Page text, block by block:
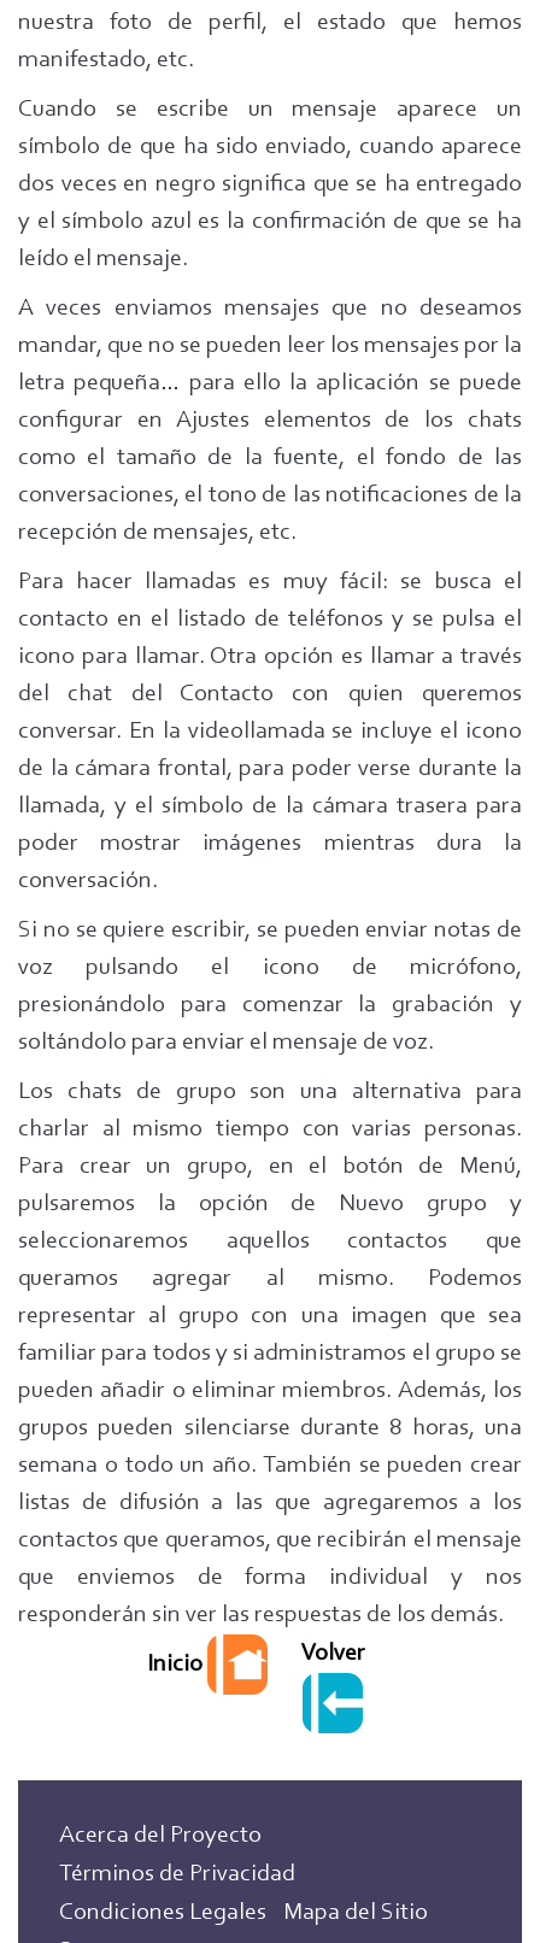
nuestra foto de perfil, el estado que hemos
manifestado, etc.
Cuando se escribe un mensaje aparece un
símbolo de que ha sido enviado, cuando aparece
dos veces en negro significa que se ha entregado
y el símbolo azul es la confirmación de que se ha
leído el mensaje.
A veces enviamos mensajes que no deseamos
mandar, que no se pueden leer los mensajes por la
letra pequeña… para ello la aplicación se puede
configurar en Ajustes elementos de los chats
como el tamaño de la fuente, el fondo de las
conversaciones, el tono de las notificaciones de la
recepción de mensajes, etc.
Para hacer llamadas es muy fácil: se busca el
contacto en el listado de teléfonos y se pulsa el
icono para llamar. Otra opción es llamar a través
del chat del Contacto con quien queremos
conversar. En la videollamada se incluye el icono
de la cámara frontal, para poder verse durante la
llamada, y el símbolo de la cámara trasera para
poder mostrar imágenes mientras dura la
conversación.
Si no se quiere escribir, se pueden enviar notas de
voz pulsando el icono de micrófono,
presionándolo para comenzar la grabación y
soltándolo para enviar el mensaje de voz.
Los chats de grupo son una alternativa para
charlar al mismo tiempo con varias personas.
Para crear un grupo, en el botón de Menú,
pulsaremos la opción de Nuevo grupo y
seleccionaremos aquellos contactos que
queramos agregar al mismo. Podemos
representar al grupo con una imagen que sea
familiar para todos y si administramos el grupo se
pueden añadir o eliminar miembros. Además, los
grupos pueden silenciarse durante 8 horas, una
semana o todo un año. También se pueden crear
listas de difusión a las que agregaremos a los
contactos que queramos, que recibirán el mensaje
que enviemos de forma individual y nos
responderán sin ver las respuestas de los demás.
Inicio Volver
Acerca del Proyecto
Términos de Privacidad
Condiciones Legales
Mapa del Sitio